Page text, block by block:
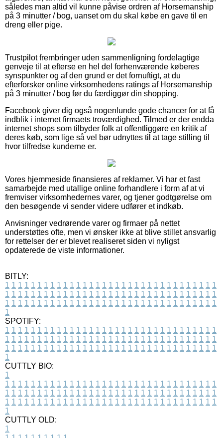
således man altid vil kunne påvise ordren af Horsemanship
på 3 minutter / bog, uanset om du skal købe en gave til en
dreng eller pige.
Trustpilot frembringer uden sammenligning fordelagtige
genveje til at efterse en hel del forhenværende køberes
synspunkter og af den grund er det fornuftigt, at du
efterforsker online virksomhedens ratings af Horsemanship
på 3 minutter / bog før du færdiggør din shopping.
Facebook giver dig også nogenlunde gode chancer for at få
indblik i internet firmaets troværdighed. Tilmed er der endda
internet shops som tilbyder folk at offentliggøre en kritik af
deres køb, som lige så vel bør udnyttes til at tage stilling til
hvor tilfredse kunderne er.
Vores hjemmeside finansieres af reklamer. Vi har et fast
samarbejde med utallige online forhandlere i form af at vi
fremviser virksomhedernes varer, og tjener godtgørelse om
den besøgende vi sender videre udfører et indkøb.
Anvisninger vedrørende varer og firmaer på nettet
understøttes ofte, men vi ønsker ikke at blive stillet ansvarlig
for rettelser der er blevet realiseret siden vi nyligst
opdaterede de viste informationer.
BITLY:
1 1 1 1 1 1 1 1 1 1 1 1 1 1 1 1 1 1 1 1 1 1 1 1 1 1 1 1 1 1 1 1 1
1 1 1 1 1 1 1 1 1 1 1 1 1 1 1 1 1 1 1 1 1 1 1 1 1 1 1 1 1 1 1 1 1
1 1 1 1 1 1 1 1 1 1 1 1 1 1 1 1 1 1 1 1 1 1 1 1 1 1 1 1 1 1 1 1 1
1
SPOTIFY:
1 1 1 1 1 1 1 1 1 1 1 1 1 1 1 1 1 1 1 1 1 1 1 1 1 1 1 1 1 1 1 1 1
1 1 1 1 1 1 1 1 1 1 1 1 1 1 1 1 1 1 1 1 1 1 1 1 1 1 1 1 1 1 1 1 1
1 1 1 1 1 1 1 1 1 1 1 1 1 1 1 1 1 1 1 1 1 1 1 1 1 1 1 1 1 1 1 1 1
1
CUTTLY BIO:
1
1 1 1 1 1 1 1 1 1 1 1 1 1 1 1 1 1 1 1 1 1 1 1 1 1 1 1 1 1 1 1 1 1
1 1 1 1 1 1 1 1 1 1 1 1 1 1 1 1 1 1 1 1 1 1 1 1 1 1 1 1 1 1 1 1 1
1 1 1 1 1 1 1 1 1 1 1 1 1 1 1 1 1 1 1 1 1 1 1 1 1 1 1 1 1 1 1 1 1
1
CUTTLY OLD:
1